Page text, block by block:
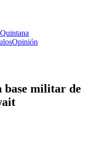
Quintana
Opinión
base militar de